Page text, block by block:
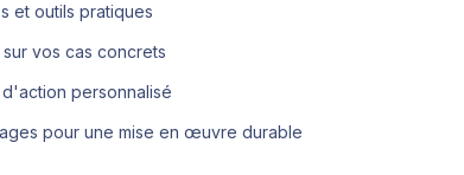
et outils pratiques
vos cas concrets
personnalisé
pour une mise en œuvre durable